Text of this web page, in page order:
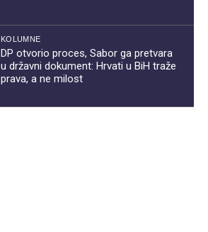
KOLUMNE
DP otvorio proces, Sabor ga pretvara
u državni dokument: Hrvati u BiH traže
prava, a ne milost